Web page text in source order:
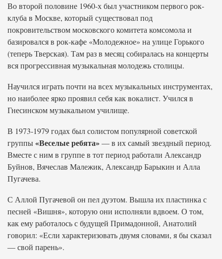
Во второй половине 1960-х был участником первого рок-
клуба в Москве, который существовал под
покровительством московского комитета комсомола и
базировался в рок-кафе «Молодежное» на улице Горького
(теперь Тверская). Там раз в месяц собиралась на концерты
вся прогрессивная музыкальная молодежь столицы.
Научился играть почти на всех музыкальных инструментах,
но наиболее ярко проявил себя как вокалист. Учился в
Гнесинском музыкальном училище.
В 1973-1979 годах был солистом популярной советской
группы«Веселые ребята»— в их самый звездный период.
Вместе с ним в группе в тот период работали Александр
Буйнов, Вячеслав Малежик, Александр Барыкин и Алла
Пугачева.
С Аллой Пугачевой он пел дуэтом. Вышла их пластинка с
песней «Вишня», которую они исполняли вдвоем. О том,
как ему работалось с будущей Примадонной, Анатолий
говорил: «Если характеризовать двумя словами, я бы сказал
— свой парень».